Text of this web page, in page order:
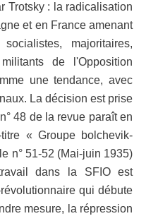
Trotsky : la radicalisation
et en France amenant
majoritaires,
de l'Opposition
une tendance, avec
La décision est prise
48 de la revue paraît en
« Groupe bolchevik-
n° 51-52 (Mai-juin 1935)
dans la SFIO est
qui débute
mesure, la répression